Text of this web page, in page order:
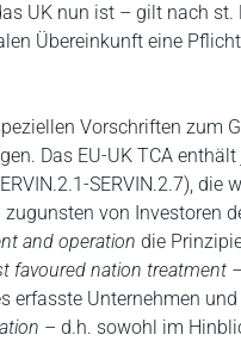
UK nun ist – gilt nach st.
Übereinkunft eine
Vorschriften zum
Das EU-UK TCA
SERVIN.2.7), die
von Investoren
and operation die
favoured nation treatment
erfasste Unternehmen
– d.h. sowohl im